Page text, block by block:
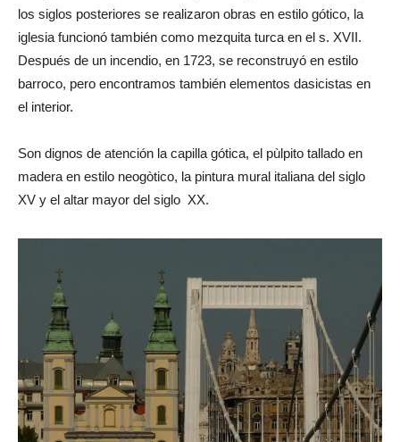
los siglos posteriores se realizaron obras en estilo gótico, la
iglesia funcionó también como mezquita turca en el s. XVII.
Después de un incendio, en 1723, se reconstruyó en estilo
barroco, pero encontramos también elementos dasicistas en
el interior.
Son dignos de atención la capilla gótica, el pùlpito tallado en
madera en estilo neogòtico, la pintura mural italiana del siglo
XV y el altar mayor del siglo XX.